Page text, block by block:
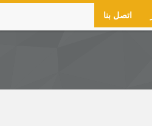
اتصل بنا